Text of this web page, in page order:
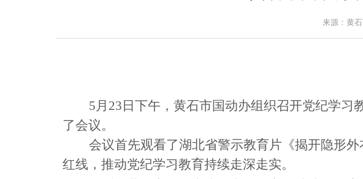
来源：黄
5月23日下午，黄石市国动办组织召开党纪学
了会议。
会议首先观看了湖北省警示教育片《揭开隐形
红线，推动党纪学习教育持续走深走实。